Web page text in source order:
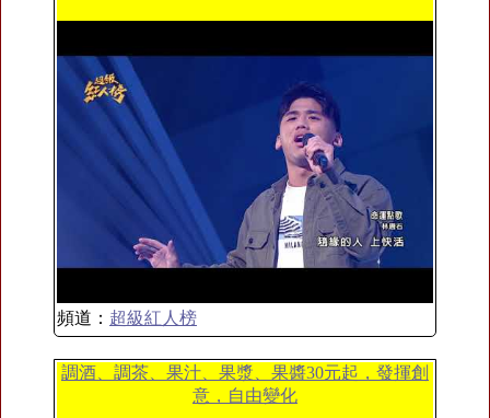
頻道： 超級紅人榜
調酒、調茶、果汁、果漿、果醬30元起，發揮創
意，自由變化